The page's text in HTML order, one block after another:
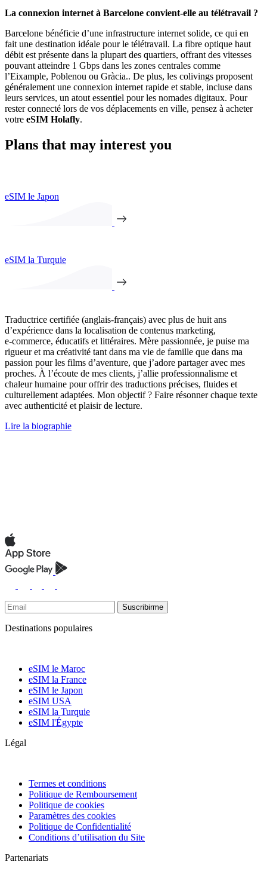
La connexion internet à Barcelone convient-elle au télétravail ?
Barcelone bénéficie d’une infrastructure internet solide, ce qui en
fait une destination idéale pour le télétravail. La fibre optique haut
débit est présente dans la plupart des quartiers, offrant des vitesses
pouvant atteindre 1 Gbps dans les zones centrales comme
l’Eixample, Poblenou ou Gràcia.. De plus, les colivings proposent
généralement une connexion internet rapide et stable, incluse dans
leurs services, un atout essentiel pour les nomades digitaux. Pour
rester connecté lors de vos déplacements en ville, pensez à acheter
votre eSIM Holafly.
Plans that may interest you
eSIM le Japon
eSIM la Turquie
Traductrice certifiée (anglais-français) avec plus de huit ans
d’expérience dans la localisation de contenus marketing,
e‑commerce, éducatifs et littéraires. Mère passionnée, je puise ma
rigueur et ma créativité tant dans ma vie de famille que dans ma
passion pour les films d’aventure, que j’adore partager avec mes
proches. À l’écoute de mes clients, j’allie professionnalisme et
chaleur humaine pour offrir des traductions précises, fluides et
culturellement adaptées. Mon objectif ? Faire résonner chaque texte
avec authenticité et plaisir de lecture.
Lire la biographie
Suscribirme
Destinations populaires
eSIM le Maroc
eSIM la France
eSIM le Japon
eSIM USA
eSIM la Turquie
eSIM l'Égypte
Légal
Termes et conditions
Politique de Remboursement
Politique de cookies
Paramètres des cookies
Politique de Confidentialité
Conditions d’utilisation du Site
Partenariats